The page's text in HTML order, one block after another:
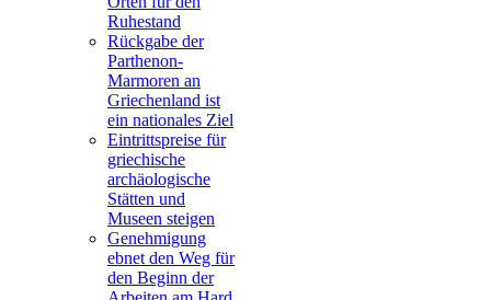
Ruhestand
Rückgabe der
Parthenon-
Marmoren an
Griechenland ist
ein nationales Ziel
Eintrittspreise für
griechische
archäologische
Stätten und
Museen steigen
Genehmigung
ebnet den Weg für
den Beginn der